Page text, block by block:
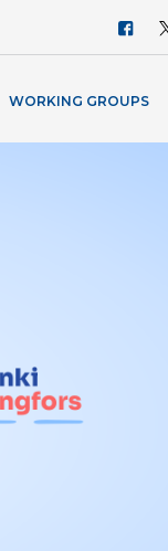
WORKING GROUPS